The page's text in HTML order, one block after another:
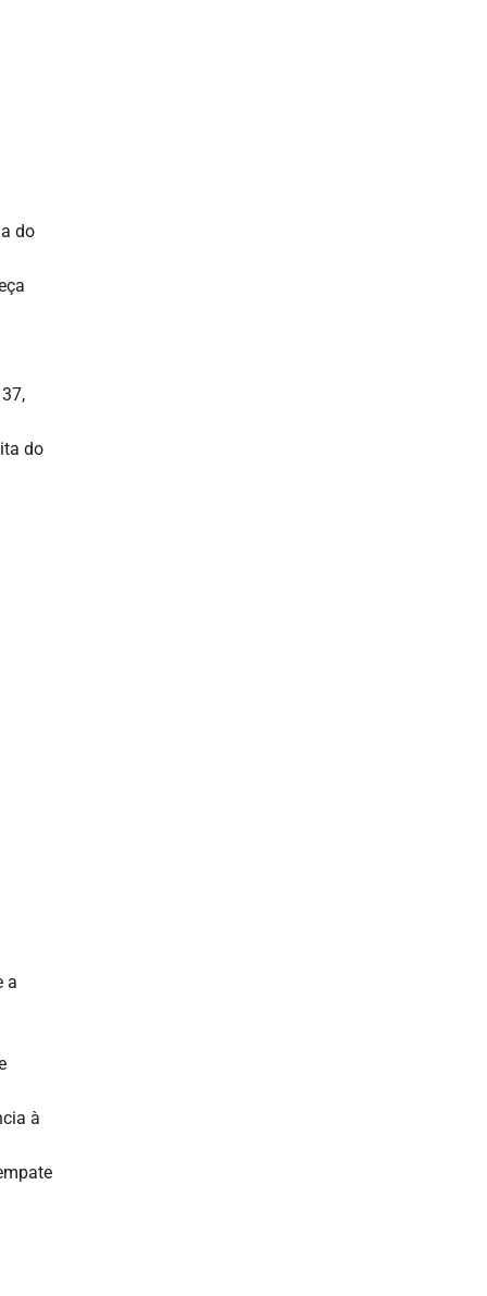
do
do
a
à